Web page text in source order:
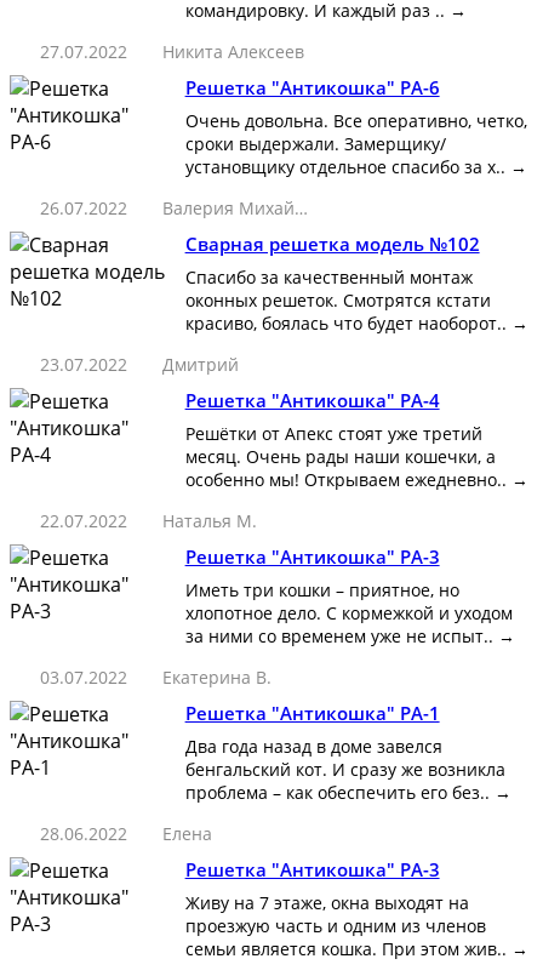
командировку. И каждый раз .. →
27.07.2022
Никита Алексеев
Решетка "Антикошка" РА-6
Очень довольна. Все оперативно, четко,
сроки выдержали. Замерщику/
установщику отдельное спасибо за х.. →
26.07.2022
Валерия Михайловна
Сварная решетка модель №102
Спасибо за качественный монтаж
оконных решеток. Смотрятся кстати
красиво, боялась что будет наоборот.. →
23.07.2022
Дмитрий
Решетка "Антикошка" РА-4
Решётки от Апекс стоят уже третий
месяц. Очень рады наши кошечки, а
особенно мы! Открываем ежедневно.. →
22.07.2022
Наталья М.
Решетка "Антикошка" РА-3
Иметь три кошки – приятное, но
хлопотное дело. С кормежкой и уходом
за ними со временем уже не испыт.. →
03.07.2022
Екатерина В.
Решетка "Антикошка" РА-1
Два года назад в доме завелся
бенгальский кот. И сразу же возникла
проблема – как обеспечить его без.. →
28.06.2022
Елена
Решетка "Антикошка" РА-3
Живу на 7 этаже, окна выходят на
проезжую часть и одним из членов
семьи является кошка. При этом жив.. →